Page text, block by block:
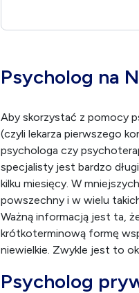
Psycholog na
Aby skorzystać z pomocy
(czyli lekarza pierwszego
psychologa czy
specjalisty jest bardzo
kilku miesięcy. W
powszechny i w wielu
Ważną informacją jest ta,
krótkoterminową formę
niewielkie. Zwykle jest to
Psycholog